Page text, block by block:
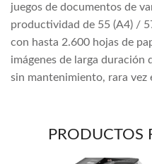
juegos de documentos de
productividad de 55 (A4) /
con hasta 2.600 hojas de
imágenes de larga
sin mantenimiento, rara vez
PRODUCTOS